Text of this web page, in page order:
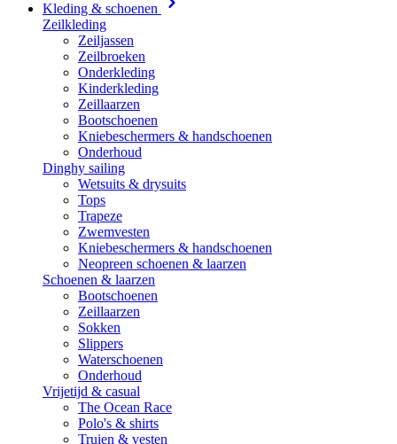
Kleding & schoenen
Zeilkleding
Zeiljassen
Zeilbroeken
Onderkleding
Kinderkleding
Zeillaarzen
Bootschoenen
Kniebeschermers & handschoenen
Onderhoud
Dinghy sailing
Wetsuits & drysuits
Tops
Trapeze
Zwemvesten
Kniebeschermers & handschoenen
Neopreen schoenen & laarzen
Schoenen & laarzen
Bootschoenen
Zeillaarzen
Sokken
Slippers
Waterschoenen
Onderhoud
Vrijetijd & casual
The Ocean Race
Polo's & shirts
Truien & vesten